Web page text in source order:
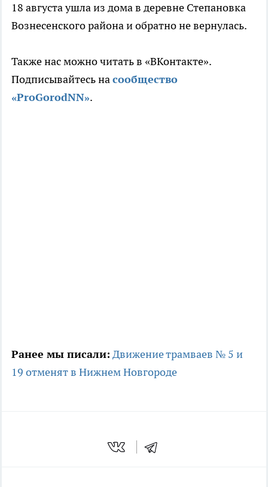
18 августа ушла из дома в деревне Степановка
Вознесенского района и обратно не вернулась.
Также нас можно читать в «ВКонтакте».
Подписывайтесь насообщество
«ProGorodNN».
Ранее мы писали: Движение трамваев № 5 и
19 отменят в Нижнем Новгороде